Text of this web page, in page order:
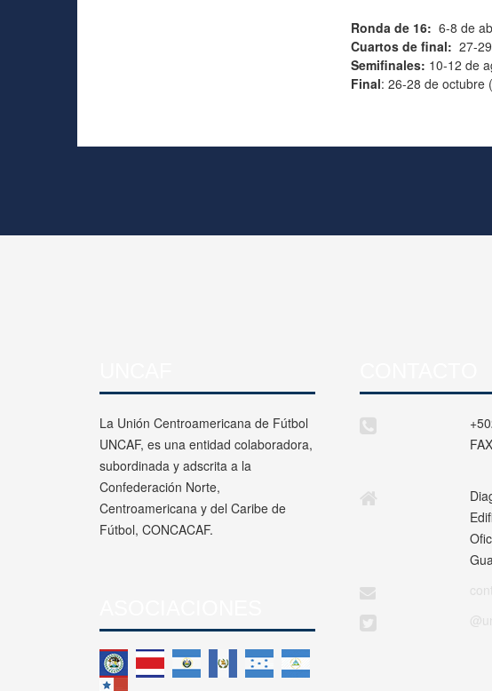
Ronda de 16: 6-8 de
Cuartos de final: 27-
Semifinales: 10-12 de
Final: 26-28 de octubre
La Unión Centroamericana de Fútbol
UNCAF, es una entidad colaboradora,
subordinada y adscrita a la
Confederación Norte,
Centroamericana y del Caribe de
Fútbol, CONCACAF.